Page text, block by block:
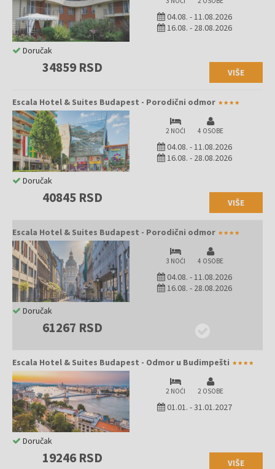
04.08. -11.08.2026
16.08. - 28.08.2026
34859 RSD VIŠE
Doručak
Escala Hotel & Suites Budapest - Porodični odmor
2 NOĆI 4 OSOBE
04.08. -11.08.2026
16.08. - 28.08.2026
40845 RSD VIŠE
Doručak
Escala Hotel & Suites Budapest - Porodični odmor
3 NOĆI 4 OSOBE
04.08. -11.08.2026
16.08. - 28.08.2026
61267 RSD
Doručak
Escala Hotel & Suites Budapest - Odmor u Budimpešti
2 NOĆI 2 OSOBE
01.01. -31.01.2027
19246 RSD VIŠE
Doručak